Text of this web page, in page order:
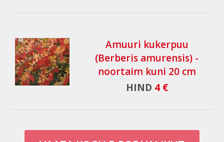
Amuuri kukerpuu
(Berberis amurensis) -
noortaim kuni 20 cm
HIND 4 €